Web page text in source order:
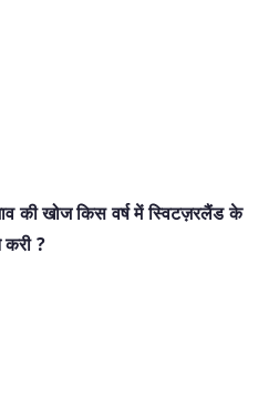
की खोज किस वर्ष में स्विटज़रलैंड के
?